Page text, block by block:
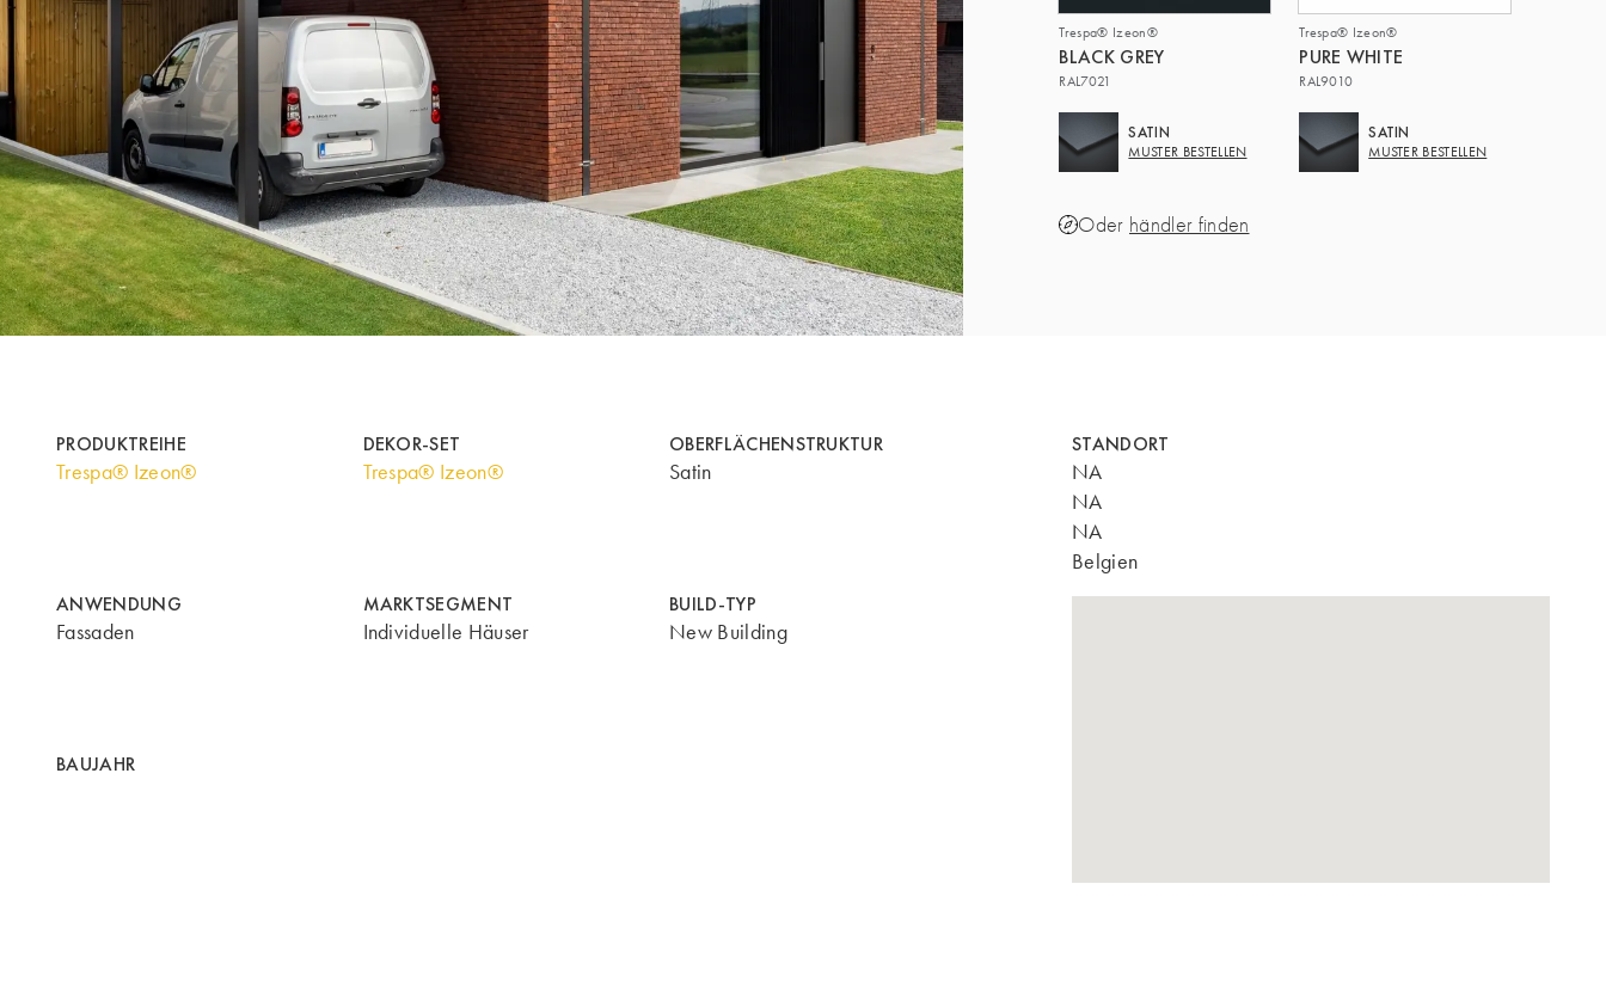
Trespa® Izeon®
BLACK GREY
RAL7021
SATIN
MUSTER BESTELLEN
Trespa® Izeon®
PURE WHITE
RAL9010
SATIN
MUSTER BESTELLEN
Oder händler finden
PRODUKTREIHE
Trespa® Izeon®
DEKOR-SET
Trespa® Izeon®
OBERFLÄCHENSTRUKTUR
Satin
ANWENDUNG
Fassaden
MARKTSEGMENT
Individuelle Häuser
BUILD-TYP
New Building
BAUJAHR
STANDORT
NA
NA
NA
Belgien